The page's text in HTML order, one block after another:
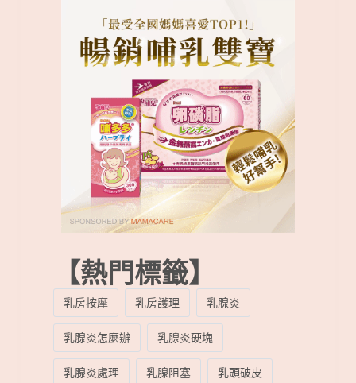
【熱門標籤】
乳房按摩 乳房護理
乳腺炎
乳腺炎怎麼辦
乳腺炎硬塊
乳腺炎處理
乳腺阻塞
乳頭破皮